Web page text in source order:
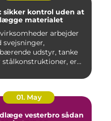
sikker kontrol uden at
materialet
arbejder
svejsninger,
udstyr, tanke
stålkonstruktioner, er
01. May
vesterbro sådan